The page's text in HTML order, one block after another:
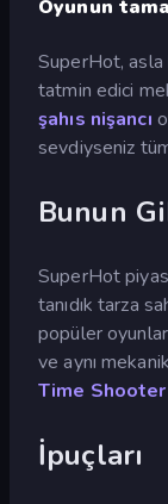
Oyunun
SuperHot, asla
tatmin edici
şahıs nişancı
sevdiyseniz
Bunun
SuperHot
tanıdık tarza
popüler
ve aynı
Time
İpuçları